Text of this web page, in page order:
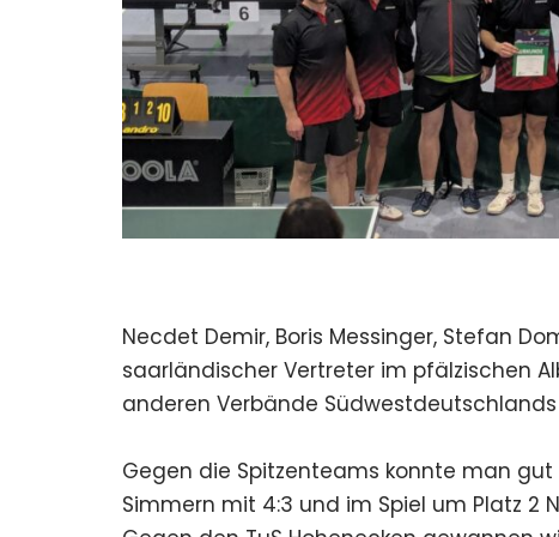
Necdet Demir, Boris Messinger, Stefan
saarländischer Vertreter im pfälzischen
anderen Verbände
Gegen die Spitzenteams konnte man
Simmern mit 4:3 und im Spiel um Platz 2